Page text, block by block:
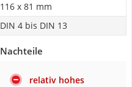
116 x 81 mm
DIN 4 bis DIN 13
Nachteile
relativ hohes